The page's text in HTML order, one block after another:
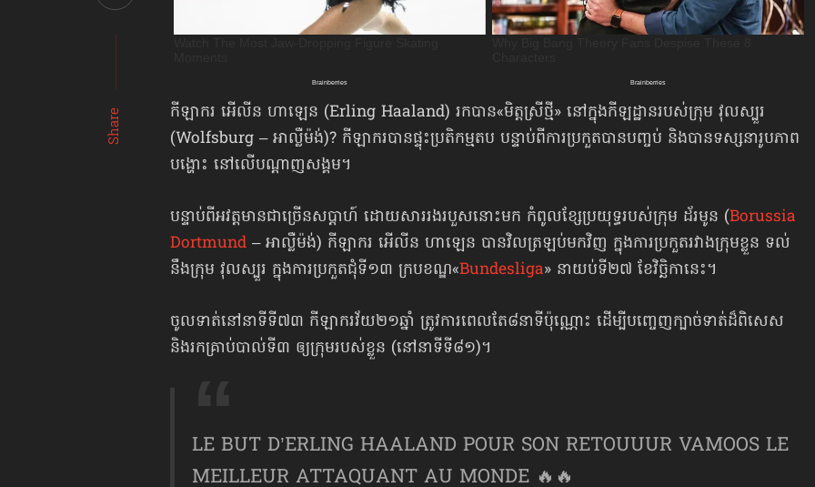
Share
កីឡាករ អើលីន ហាឡេន (Erling Haaland) រកបាន«មិត្តស្រីថ្មី» នៅក្នុងកីឡដ្ឋានរបស់ក្រុម វុលស្បួរ
(Wolfsburg – អាល្លឺម៉ង់)? កីឡាករបានផ្ទុះប្រតិកម្មតប បន្ទាប់ពីការប្រកួតបានបញ្ចប់ និងបាន​ទស្សនារូបភាព​
បង្ហោះ នៅលើបណ្ដាញសង្គម។
បន្ទាប់ពីអវត្តមានជាច្រើនសប្ដាហ៍ ដោយសាររងរបួសនោះមក កំពូលខ្សែប្រយុទ្ធរបស់ក្រុម ដ័រមូន (Borussia
Dortmund – អាល្លឺម៉ង់) កីឡាករ អើលីន ហាឡេន បានវិលត្រឡប់មកវិញ ក្នុងការប្រកួតរវាងក្រុមខ្លួន ទល់
នឹងក្រុម វុលស្បួរ ក្នុងការប្រកួតជុំទី១៣ ក្របខណ្ឌ«Bundesliga» នាយប់ទី២៧ ខែវិច្ឆិកានេះ។
ចូលទាត់នៅនាទីទី៧៣ កីឡាករវ័យ២១ឆ្នាំ ត្រូវការពេល​តែ៨នាទី​ប៉ុណ្ណោះ ដើម្បីបញ្ចេញក្បាច់ទាត់ដ៏ពិសេស
និងរកគ្រាប់បាល់ទី៣ ឲ្យក្រុមរបស់ខ្លួន (នៅនាទីទី៨១)។
LE BUT D’ERLING HAALAND POUR SON RETOUUUR VAMOOS LE
MEILLEUR ATTAQUANT AU MONDE 🔥🔥